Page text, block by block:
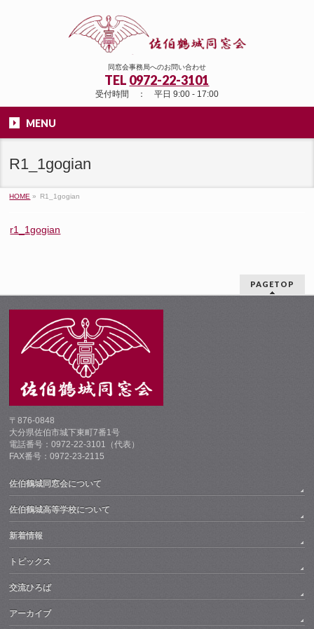
同窓会事務局へのお問い合わせ
TEL 0972-22-3101
受付時間 ： 平日 9:00 - 17:00
MENU
R1_1gogian
HOME » R1_1gogian
r1_1gogian
PAGETOP
〒876-0848
大分県佐伯市城下東町7番1号
電話番号：0972-22-3101（代表）
FAX番号：0972-23-2115
佐伯鶴城同窓会について
佐伯鶴城高等学校について
新着情報
トピックス
交流ひろば
アーカイブ